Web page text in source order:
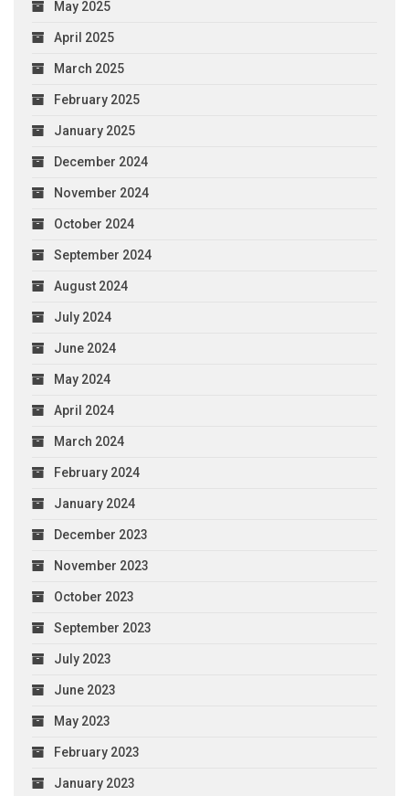
May 2025
April 2025
March 2025
February 2025
January 2025
December 2024
November 2024
October 2024
September 2024
August 2024
July 2024
June 2024
May 2024
April 2024
March 2024
February 2024
January 2024
December 2023
November 2023
October 2023
September 2023
July 2023
June 2023
May 2023
February 2023
January 2023